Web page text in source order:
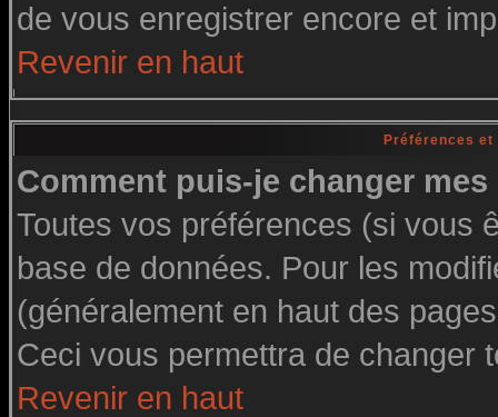
de vous enregistrer encore et
Revenir en haut
Préférences
Comment puis-je changer
Toutes vos préférences (si vous
base de données. Pour les
(généralement en haut des
Ceci vous permettra de changer
Revenir en haut